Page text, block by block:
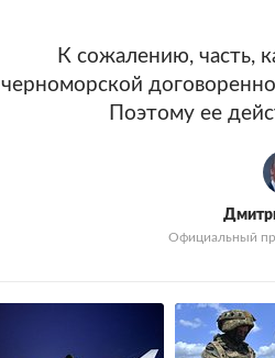
К сожалению, часть,
черноморской
Поэтому ее
Официальный